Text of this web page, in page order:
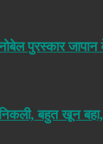
पुरस्कार
बहुत खून